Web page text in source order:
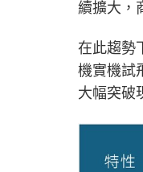
續擴大，
在此趨勢
機實機試
大幅突破